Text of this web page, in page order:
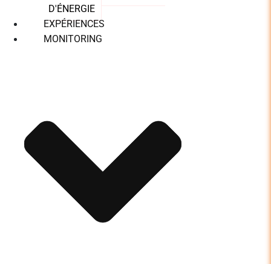
D'ÉNERGIE
EXPÉRIENCES
MONITORING